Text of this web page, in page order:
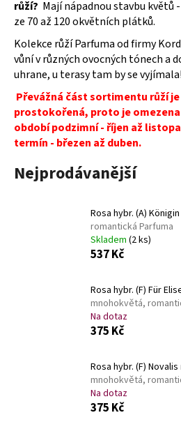
růží? Mají nápadnou stavbu květů
ze 70 až 120 okvětních plátků.
Kolekce růží Parfuma od firmy
vůní v různých ovocných tónech a
uhrane, u terasy tam by se vyjímala!
Převážná část sortimentu růží
prostokořená, proto je
období podzimní - říjen až
termín - březen až duben.
Nejprodávanější
Rosa hybr. (A)
romantická Parfuma
Skladem (2 ks)
537 Kč
Rosa hybr. (F) Für
mnohokvětá,
Na dotaz
375 Kč
Rosa hybr. (F) Novalis
mnohokvětá,
Na dotaz
375 Kč
n
a
j
í
t
?
HLEDAT